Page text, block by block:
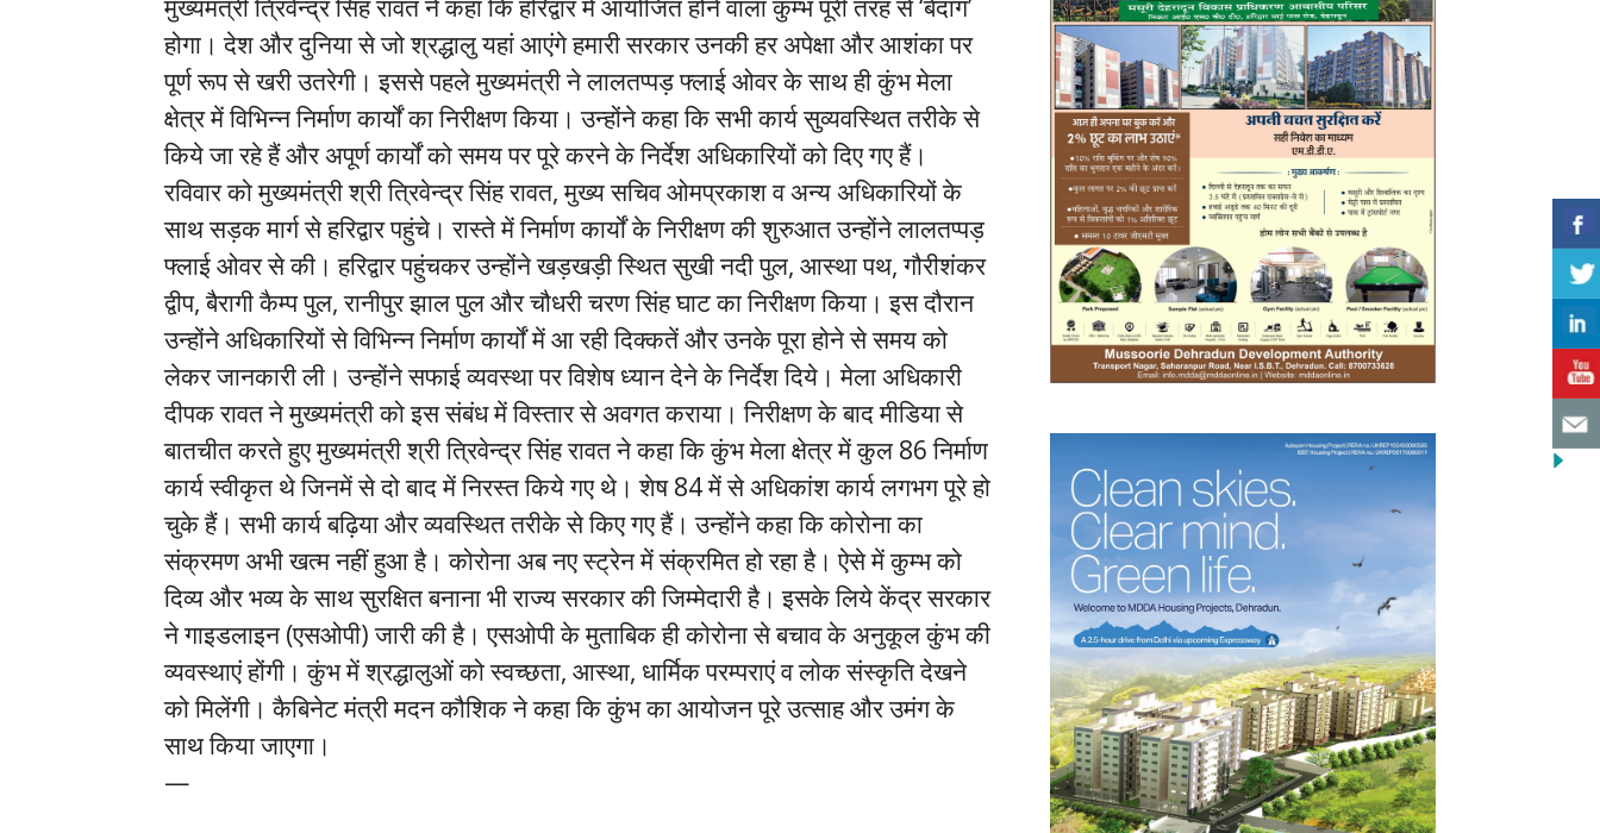
मुख्यमंत्री त्रिवेन्द्र सिंह रावत ने कहा कि हरिद्वार में आयोजित होने वाला कुम्भ पूरी तरह से ‘बेदाग’
होगा। देश और दुनिया से जो श्रद्धालु यहां आएंगे हमारी सरकार उनकी हर अपेक्षा और आशंका पर
पूर्ण रूप से खरी उतरेगी। इससे पहले मुख्यमंत्री ने लालतप्पड़ फ्लाई ओवर के साथ ही कुंभ मेला
क्षेत्र में विभिन्न निर्माण कार्यों का निरीक्षण किया। उन्होंने कहा कि सभी कार्य सुव्यवस्थित तरीके से
किये जा रहे हैं और अपूर्ण कार्यों को समय पर पूरे करने के निर्देश अधिकारियों को दिए गए हैं।
रविवार को मुख्यमंत्री श्री त्रिवेन्द्र सिंह रावत, मुख्य सचिव ओमप्रकाश व अन्य अधिकारियों के
साथ सड़क मार्ग से हरिद्वार पहुंचे। रास्ते में निर्माण कार्यों के निरीक्षण की शुरुआत उन्होंने लालतप्पड़
फ्लाई ओवर से की। हरिद्वार पहुंचकर उन्होंने खड़खड़ी स्थित सुखी नदी पुल, आस्था पथ, गौरीशंकर
द्वीप, बैरागी कैम्प पुल, रानीपुर झाल पुल और चौधरी चरण सिंह घाट का निरीक्षण किया। इस दौरान
उन्होंने अधिकारियों से विभिन्न निर्माण कार्यों में आ रही दिक्कतें और उनके पूरा होने से समय को
लेकर जानकारी ली। उन्होंने सफाई व्यवस्था पर विशेष ध्यान देने के निर्देश दिये। मेला अधिकारी
दीपक रावत ने मुख्यमंत्री को इस संबंध में विस्तार से अवगत कराया। निरीक्षण के बाद मीडिया से
बातचीत करते हुए मुख्यमंत्री श्री त्रिवेन्द्र सिंह रावत ने कहा कि कुंभ मेला क्षेत्र में कुल 86 निर्माण
कार्य स्वीकृत थे जिनमें से दो बाद में निरस्त किये गए थे। शेष 84 में से अधिकांश कार्य लगभग पूरे हो
चुके हैं। सभी कार्य बढ़िया और व्यवस्थित तरीके से किए गए हैं। उन्होंने कहा कि कोरोना का
संक्रमण अभी खत्म नहीं हुआ है। कोरोना अब नए स्ट्रेन में संक्रमित हो रहा है। ऐसे में कुम्भ को
दिव्य और भव्य के साथ सुरक्षित बनाना भी राज्य सरकार की जिम्मेदारी है। इसके लिये केंद्र सरकार
ने गाइडलाइन (एसओपी) जारी की है। एसओपी के मुताबिक ही कोरोना से बचाव के अनुकूल कुंभ की
व्यवस्थाएं होंगी। कुंभ में श्रद्धालुओं को स्वच्छता, आस्था, धार्मिक परम्पराएं व लोक संस्कृति देखने
को मिलेंगी। कैबिनेट मंत्री मदन कौशिक ने कहा कि कुंभ का आयोजन पूरे उत्साह और उमंग के
साथ किया जाएगा।
—